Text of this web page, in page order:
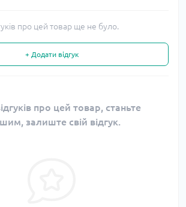
про цей товар ще не було.
+ Додати відгук
про цей товар, станьте
залиште свій відгук.